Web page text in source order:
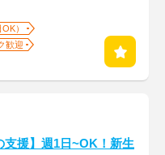
）
歓迎
支援】週1日~OK！新生